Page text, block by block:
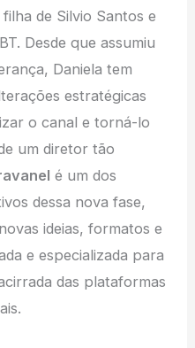
de Silvio Santos e
Desde que assumiu
Daniela tem
estratégicas
o canal e torná-lo
um diretor tão
é um dos
dessa nova fase,
ideias, formatos e
e especializada para
das plataformas